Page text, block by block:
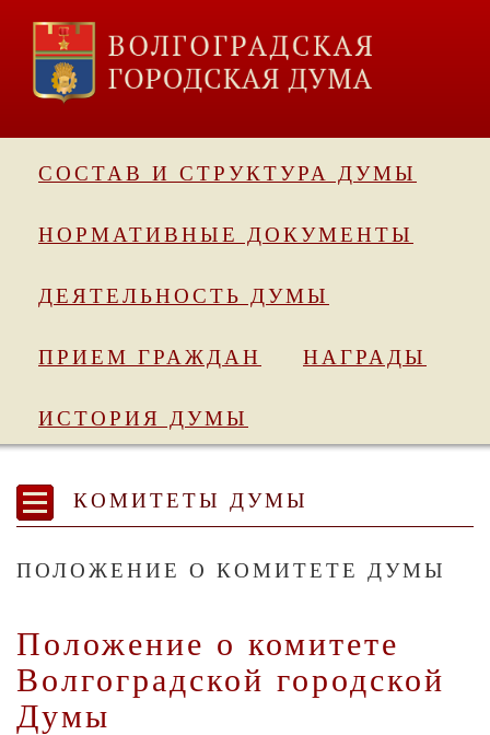
СОСТАВ И СТРУКТУРА ДУМЫ
НОРМАТИВНЫЕ ДОКУМЕНТЫ
ДЕЯТЕЛЬНОСТЬ ДУМЫ
ПРИЕМ ГРАЖДАН НАГРАДЫ
ИСТОРИЯ ДУМЫ
КОМИТЕТЫ ДУМЫ
ПОЛОЖЕНИЕ О КОМИТЕТЕ ДУМЫ
Положение о комитете
Волгоградской городской
Думы